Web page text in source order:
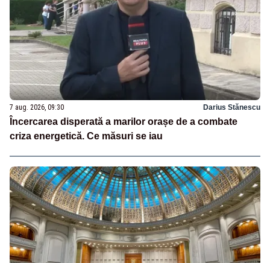
7 aug. 2026, 09:30 Darius Stănescu
Încercarea disperată a marilor orașe de a combate
criza energetică. Ce măsuri se iau